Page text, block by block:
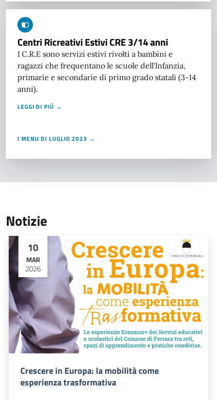
Centri Ricreativi Estivi CRE 3/14 anni
I C.R.E sono servizi estivi rivolti a bambini e
ragazzi che frequentano le scuole dell'Infanzia,
primarie e secondarie di primo grado statali (3-14
anni).
LEGGI DI PIÙ →
I MENU DI LUGLIO 2023 →
Notizie
10
MAR
2026
Crescere in Europa: la mobilità come
esperienza trasformativa